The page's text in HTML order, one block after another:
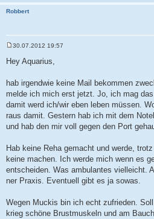
Robbert
e
i
r
a
g
30.07.2012 19:57
Hey Aquarius,
hab irgendwie keine Mail bekommen
melde ich mich erst jetzt. Jo, ich mag
damit werd ich/wir eben leben müssen.
raus damit. Gestern hab ich mit dem
und hab den mir voll gegen den Port
Hab keine Reha gemacht und werde,
keine machen. Ich werde mich wenn es
entscheiden. Was ambulantes vielleicht.
ner Praxis. Eventuell gibt es ja sowas.
Wegen Muckis bin ich echt zufrieden.
krieg schöne Brustmuskeln und am